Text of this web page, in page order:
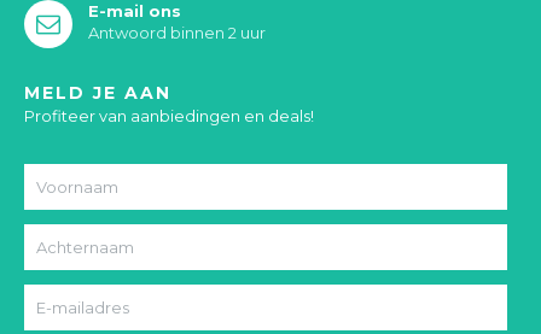
E-mail ons
Antwoord binnen 2 uur
MELD JE AAN
Profiteer van aanbiedingen en deals!